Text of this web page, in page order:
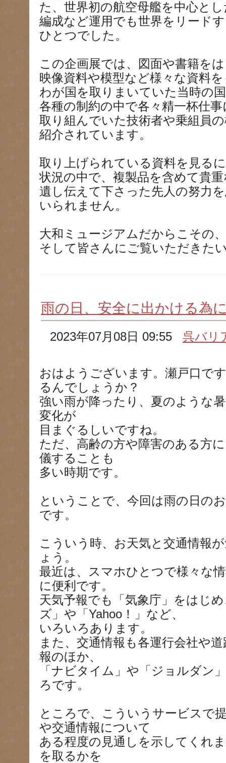
た、世界初の航空母艦を中心と
編成など運用でも世界をリード
ひとつでした。
この企画展では、図面や書籍を
映像資料や模型など様々な資料
わが国を取りまいていた当時の
各種の制約の中で各々精一杯仕事
取り組んでいた技術者や乗組員
紹介されています。
取り上げられている資料を見る
状況の中で、複製品を含めて貴
遺し伝えて下さった先人の努力
いられません。
大和ミュージアムだからこその、
そして皆さんにご覧いただきた
雨の日、安全に出かける為
2023年07月08日 09:55呉バリ
おはようございます。瀬戸口で
るんでしょうか？
強い雨が降ったり、夏のような
変化が
目まぐるしいですね。
ただ、高齢の方や障害のある方
儀することも
多い時期です。
ということで、今回は雨の日の
です。
こういう時、お天気と交通情報
ょう。
最近は、スマホひとつで様々な
に便利です。
天気予報でも「気象庁」をはじ
ズ」や「Yahoo！」など、
いろいろあります。
また、交通情報も各運行会社や
報のほか、
「ナビタイム」や「ジョルダン
ろです。
ところで、こういうサービスで
や交通情報について
ある程度の見通しを示してくれ
を取るかを